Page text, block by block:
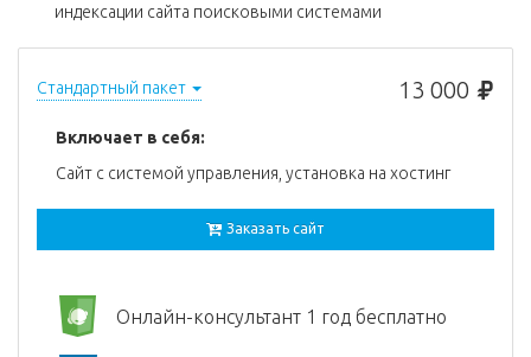
индексации сайта поисковыми системами
13 000
Стандартный пакет
Включает в себя:
Сайт с системой управления, установка на хостинг
Заказать сайт
Онлайн-консультант 1 год бесплатно